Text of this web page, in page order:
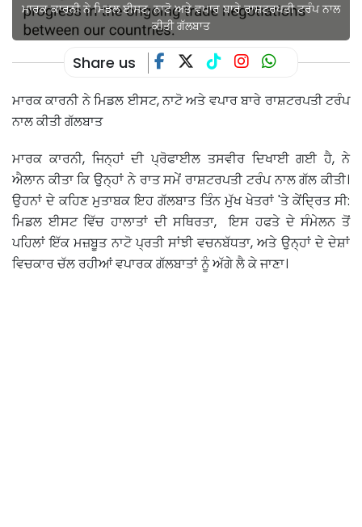
ਮਾਰਕ ਕਾਰਨੀ ਨੇ ਮਿਡਲ ਈਸਟ, ਨਾਟੋ ਅਤੇ ਵਪਾਰ ਬਾਰੇ ਰਾਸ਼ਟਰਪਤੀ ਟਰੰਪ ਨਾਲ
ਕੀਤੀ ਗੱਲਬਾਤ
Share us
ਮਾਰਕ ਕਾਰਨੀ ਨੇ ਮਿਡਲ ਈਸਟ, ਨਾਟੋ ਅਤੇ ਵਪਾਰ ਬਾਰੇ ਰਾਸ਼ਟਰਪਤੀ ਟਰੰਪ
ਨਾਲ ਕੀਤੀ ਗੱਲਬਾਤ
ਮਾਰਕ ਕਾਰਨੀ, ਜਿਨ੍ਹਾਂ ਦੀ ਪ੍ਰੋਫਾਈਲ ਤਸਵੀਰ ਦਿਖਾਈ ਗਈ ਹੈ, ਨੇ
ਐਲਾਨ ਕੀਤਾ ਕਿ ਉਨ੍ਹਾਂ ਨੇ ਰਾਤ ਸਮੇਂ ਰਾਸ਼ਟਰਪਤੀ ਟਰੰਪ ਨਾਲ ਗੱਲ ਕੀਤੀ।
ਉਹਨਾਂ ਦੇ ਕਹਿਣ ਮੁਤਾਬਕ ਇਹ ਗੱਲਬਾਤ ਤਿੰਨ ਮੁੱਖ ਖੇਤਰਾਂ 'ਤੇ ਕੇਂਦ੍ਰਿਤ ਸੀ:
ਮਿਡਲ ਈਸਟ ਵਿੱਚ ਹਾਲਾਤਾਂ ਦੀ ਸਥਿਰਤਾ, ਇਸ ਹਫਤੇ ਦੇ ਸੰਮੇਲਨ ਤੋਂ
ਪਹਿਲਾਂ ਇੱਕ ਮਜ਼ਬੂਤ ਨਾਟੋ ਪ੍ਰਤੀ ਸਾਂਝੀ ਵਚਨਬੱਧਤਾ, ਅਤੇ ਉਨ੍ਹਾਂ ਦੇ ਦੇਸ਼ਾਂ
ਵਿਚਕਾਰ ਚੱਲ ਰਹੀਆਂ ਵਪਾਰਕ ਗੱਲਬਾਤਾਂ ਨੂੰ ਅੱਗੇ ਲੈ ਕੇ ਜਾਣਾ।